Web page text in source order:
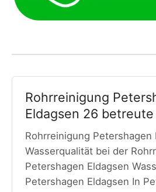
Rohrreinigung
Eldagsen 26
Rohrreinigung Petershagen
Wasserqualität bei der
Petershagen Eldagsen
Petershagen Eldagsen In